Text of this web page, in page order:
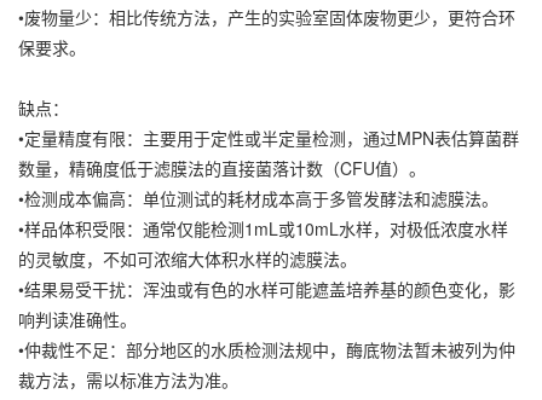
•废物量少：相比传统方法，产生的实验室固体废物更少，更符合环
保要求。
缺点：
•定量精度有限：主要用于定性或半定量检测，通过MPN表估算菌群
数量，精确度低于滤膜法的直接菌落计数（CFU值）。
•检测成本偏高：单位测试的耗材成本高于多管发酵法和滤膜法。
•样品体积受限：通常仅能检测1mL或10mL水样，对极低浓度水样
的灵敏度，不如可浓缩大体积水样的滤膜法。
•结果易受干扰：浑浊或有色的水样可能遮盖培养基的颜色变化，影
响判读准确性。
•仲裁性不足：部分地区的水质检测法规中，酶底物法暂未被列为仲
裁方法，需以标准方法为准。